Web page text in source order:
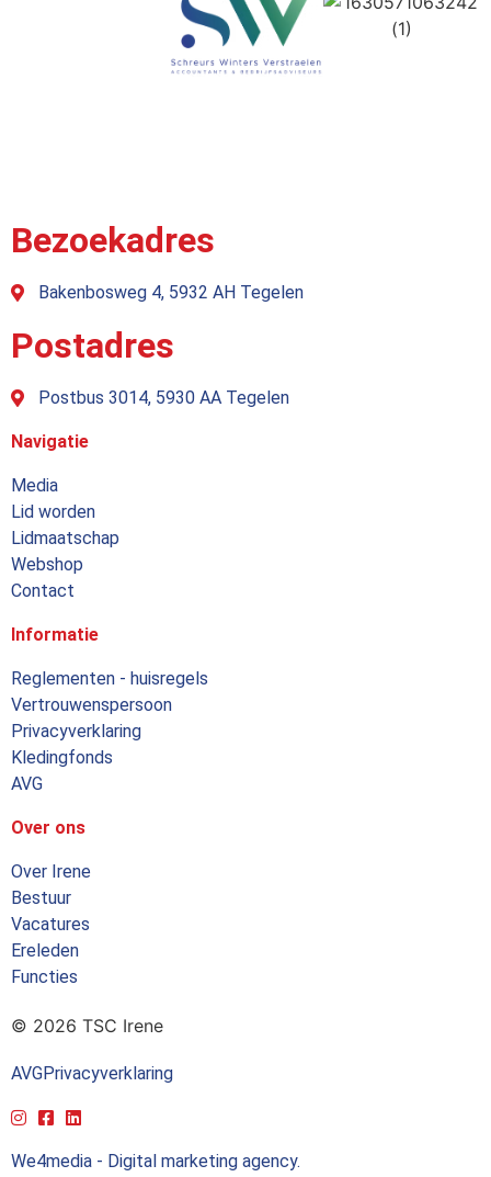
Bezoekadres
Bakenbosweg 4, 5932 AH Tegelen
Postadres
Postbus 3014, 5930 AA Tegelen
Navigatie
Media
Lid worden
Lidmaatschap
Webshop
Contact
Informatie
Reglementen - huisregels
Vertrouwenspersoon
Privacyverklaring
Kledingfonds
AVG
Over ons
Over Irene
Bestuur
Vacatures
Ereleden
Functies
© 2026 TSC Irene
AVGPrivacyverklaring
We4media - Digital marketing agency.